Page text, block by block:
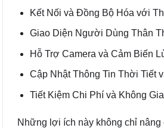
Kết Nối và Đồng Bộ Hóa với
Giao Diện Người Dùng Thân
Hỗ Trợ Camera và Cảm Biến
Cập Nhật Thông Tin Thời Tiết
Tiết Kiệm Chi Phí và Không
Những lợi ích này không chỉ